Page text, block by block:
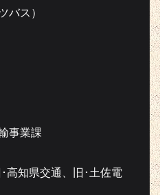
バス）
事業課
高知県交通、旧･土佐電